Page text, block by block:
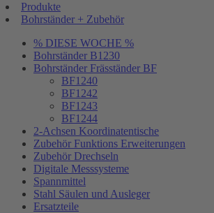
Produkte
Bohrständer + Zubehör
% DIESE WOCHE %
Bohrständer B1230
Bohrständer Fräsständer BF
BF1240
BF1242
BF1243
BF1244
2-Achsen Koordinatentische
Zubehör Funktions Erweiterungen
Zubehör Drechseln
Digitale Messsysteme
Spannmittel
Stahl Säulen und Ausleger
Ersatzteile